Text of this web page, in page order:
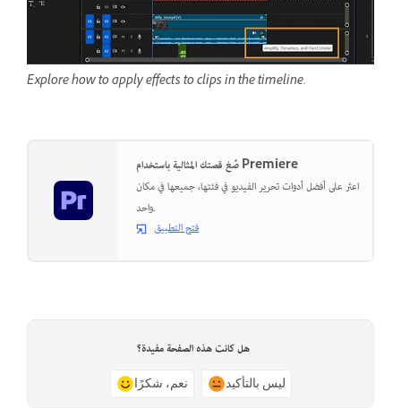
Explore how to apply effects to clips in the timeline.
صُغ قصتك المثالية باستخدام Premiere
اعثر على أفضل أدوات تحرير الفيديو في فئتها، جميعها في مكان
واحد.
فتح التطبيق
هل كانت هذه الصفحة مفيدة؟
نعم، شكرًا ليس بالتأكيد